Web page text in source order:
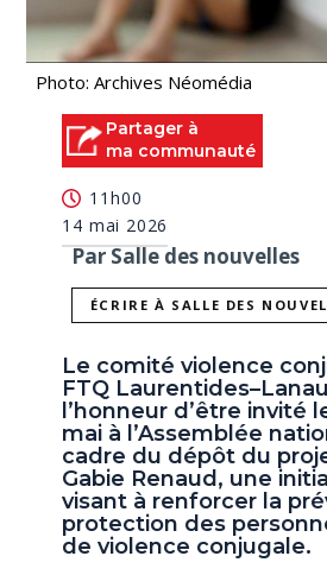
Photo: Archives Néomédia
Partager à
ma communauté
11h00
14 mai 2026
Par Salle des nouvelles
ÉCRIRE À SALLE DES
Le comité violence
FTQ
l’honneur d’être invité
mai à l’Assemblée
cadre du dépôt du
Gabie Renaud, une
visant à renforcer la
protection des
de violence conjugale.